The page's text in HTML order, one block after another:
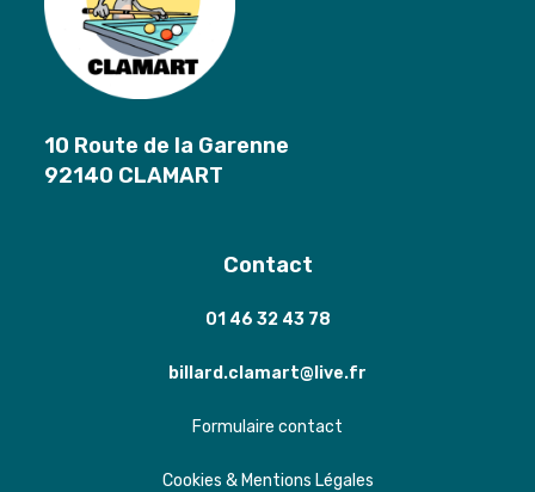
10 Route de la Garenne
92140 CLAMART
Contact
01 46 32 43 78
billard.clamart@live.fr
Formulaire contact
Cookies & Mentions Légales